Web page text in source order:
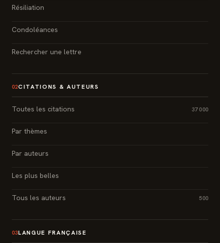
Résiliation
Condoléances
Rechercher une lettre
02CITATIONS & AUTEURS
Toutes les citations 37 000
Par thèmes
Par auteurs
Les plus belles
Tous les auteurs 500
03LANGUE FRANÇAISE